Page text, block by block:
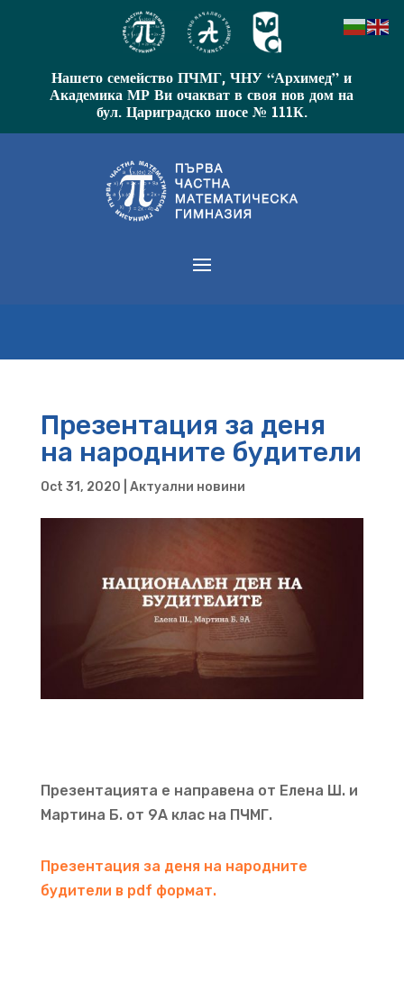
Нашето семейство ПЧМГ, ЧНУ “Архимед” и
Академика МР Ви очакват в своя нов дом на
бул. Цариградско шосе № 111К.
Презентация за деня
на народните будители
Oct 31, 2020 Актуални новини
Презентацията е направена от Елена Ш. и
Мартина Б. от 9А клас на ПЧМГ.
Презентация за деня на народните
будители в pdf формат.